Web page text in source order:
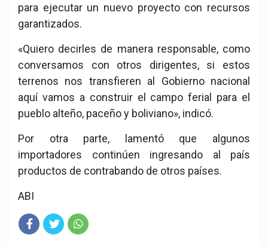
para ejecutar un nuevo proyecto con recursos
garantizados.
«Quiero decirles de manera responsable, como
conversamos con otros dirigentes, si estos
terrenos nos transfieren al Gobierno nacional
aquí vamos a construir el campo ferial para el
pueblo alteño, paceño y boliviano», indicó.
Por otra parte, lamentó que algunos
importadores continúen ingresando al país
productos de contrabando de otros países.
ABI